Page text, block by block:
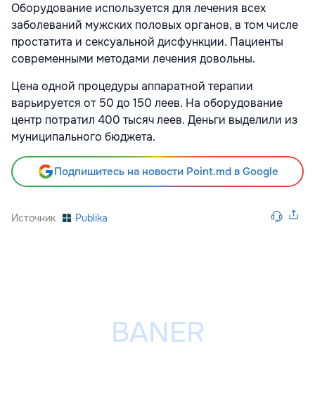
Оборудование используется для лечения всех
заболеваний мужских половых органов, в том числе
простатита и сексуальной дисфункции. Пациенты
современными методами лечения довольны.
Цена одной процедуры аппаратной терапии
варьируется от 50 до 150 леев. На оборудование
центр потратил 400 тысяч леев. Деньги выделили из
муниципального бюджета.
Подпишитесь на новости Point.md в Google
Источник Publika